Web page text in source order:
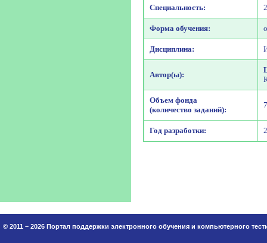
Специальность:
Форма обучения:
Дисциплина:
Автор(ы):
Объем фонда
(количество заданий):
Год разработки:
© 2011 – 2026 Портал поддержки электронного обучения и компьютерного